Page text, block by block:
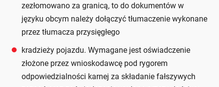
zezłomowano za granicą, to do dokumentów w
języku obcym należy dołączyć tłumaczenie wykonane
przez tłumacza przysięgłego
kradzieży pojazdu. Wymagane jest oświadczenie
złożone przez wnioskodawcę pod rygorem
odpowiedzialności karnej za składanie fałszywych